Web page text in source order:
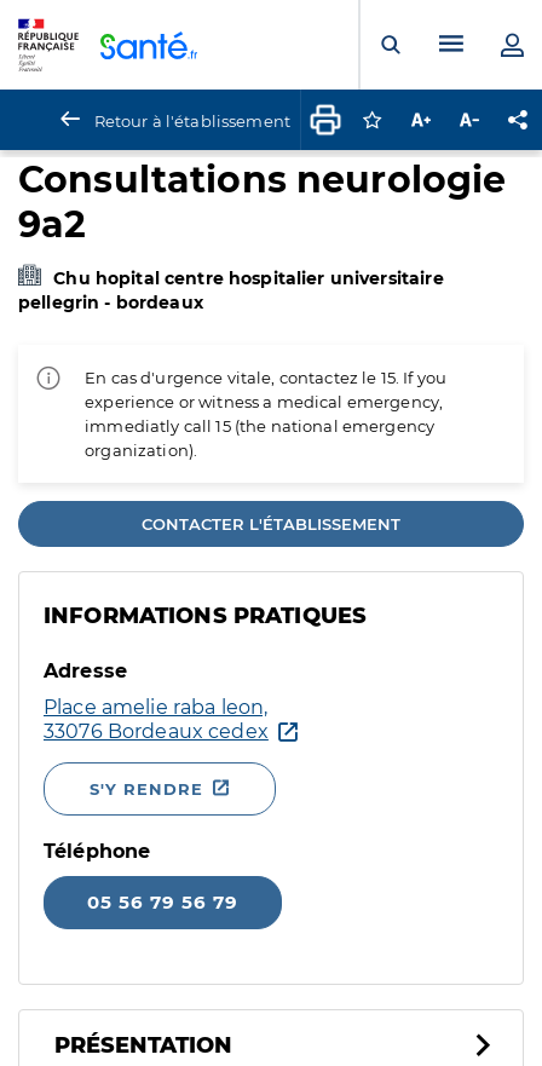
Ouvrir laMenu
Retour à l'établissement Connectez-vous
Augmenter la
Consultations neurologie
9a2
Chu hopital centre hospitalier universitaire
pellegrin - bordeaux
En cas d'urgence vitale, contactez le 15. If you
experience or witness a medical emergency,
immediatly call 15 (the national emergency
organization).
CONTACTER L'ÉTABLISSEMENT
INFORMATIONS PRATIQUES
Adresse
Place amelie raba leon,
33076 Bordeaux cedex
S'Y RENDRE
Téléphone
05 56 79 56 79
PRÉSENTATION